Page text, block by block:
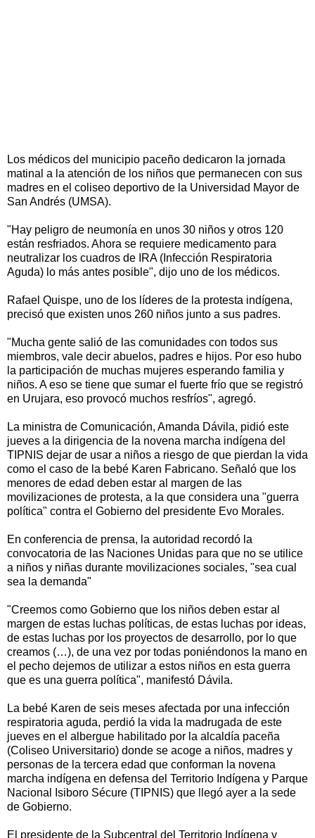
Los médicos del municipio paceño dedicaron la jornada
matinal a la atención de los niños que permanecen con sus
madres en el coliseo deportivo de la Universidad Mayor de
San Andrés (UMSA).
"Hay peligro de neumonía en unos 30 niños y otros 120
están resfriados. Ahora se requiere medicamento para
neutralizar los cuadros de IRA (Infección Respiratoria
Aguda) lo más antes posible", dijo uno de los médicos.
Rafael Quispe, uno de los líderes de la protesta indígena,
precisó que existen unos 260 niños junto a sus padres.
"Mucha gente salió de las comunidades con todos sus
miembros, vale decir abuelos, padres e hijos. Por eso hubo
la participación de muchas mujeres esperando familia y
niños. A eso se tiene que sumar el fuerte frío que se registró
en Urujara, eso provocó muchos resfríos", agregó.
La ministra de Comunicación, Amanda Dávila, pidió este
jueves a la dirigencia de la novena marcha indígena del
TIPNIS dejar de usar a niños a riesgo de que pierdan la vida
como el caso de la bebé Karen Fabricano. Señaló que los
menores de edad deben estar al margen de las
movilizaciones de protesta, a la que considera una "guerra
política" contra el Gobierno del presidente Evo Morales.
En conferencia de prensa, la autoridad recordó la
convocatoria de las Naciones Unidas para que no se utilice
a niños y niñas durante movilizaciones sociales, "sea cual
sea la demanda"
"Creemos como Gobierno que los niños deben estar al
margen de estas luchas políticas, de estas luchas por ideas,
de estas luchas por los proyectos de desarrollo, por lo que
creamos (…), de una vez por todas poniéndonos la mano en
el pecho dejemos de utilizar a estos niños en esta guerra
que es una guerra política", manifestó Dávila.
La bebé Karen de seis meses afectada por una infección
respiratoria aguda, perdió la vida la madrugada de este
jueves en el albergue habilitado por la alcaldía paceña
(Coliseo Universitario) donde se acoge a niños, madres y
personas de la tercera edad que conforman la novena
marcha indígena en defensa del Territorio Indígena y Parque
Nacional Isiboro Sécure (TIPNIS) que llegó ayer a la sede
de Gobierno.
El presidente de la Subcentral del Territorio Indígena y